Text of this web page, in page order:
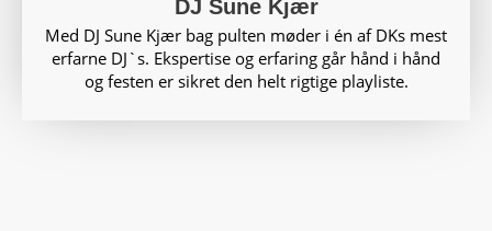
DJ Sune Kjær
Med DJ Sune Kjær bag pulten møder i én af DKs mest
erfarne DJ`s. Ekspertise og erfaring går hånd i hånd
og festen er sikret den helt rigtige playliste.